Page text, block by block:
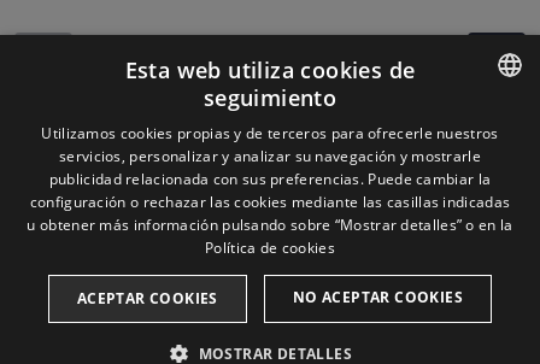
1 de 3
Cookies
ENGLISH
Esta web utiliza cookies de
seguimiento
Utilizamos cookies propias y de terceros para ofrecerle nuestros
servicios, personalizar y analizar su navegación y mostrarle
publicidad relacionada con sus preferencias. Puede cambiar la
configuración o rechazar las cookies mediante las casillas indicadas
u obtener más información pulsando sobre “Mostrar detalles” o en la
Política de cookies
ACEPTAR COOKIES NO ACEPTAR COOKIES
MOSTRAR DETALLES